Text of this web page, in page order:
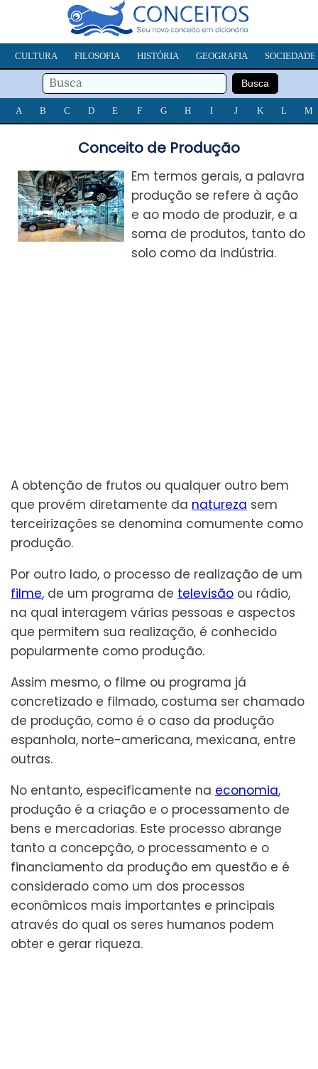
CULTURA FILOSOFIA HISTÓRIA GEOGRAFIA SOCIEDADE
A B C D E F G H I J K L M
Conceito de Produção
Em termos gerais, a palavra
produção se refere à ação
e ao modo de produzir, e a
soma de produtos, tanto do
solo como da indústria.
A obtenção de frutos ou qualquer outro bem
que provém diretamente da natureza sem
terceirizações se denomina comumente como
produção.
Por outro lado, o processo de realização de um
filme, de um programa de televisão ou rádio,
na qual interagem várias pessoas e aspectos
que permitem sua realização, é conhecido
popularmente como produção.
Assim mesmo, o filme ou programa já
concretizado e filmado, costuma ser chamado
de produção, como é o caso da produção
espanhola, norte-americana, mexicana, entre
outras.
No entanto, especificamente na economia,
produção é a criação e o processamento de
bens e mercadorias. Este processo abrange
tanto a concepção, o processamento e o
financiamento da produção em questão e é
considerado como um dos processos
econômicos mais importantes e principais
através do qual os seres humanos podem
obter e gerar riqueza.